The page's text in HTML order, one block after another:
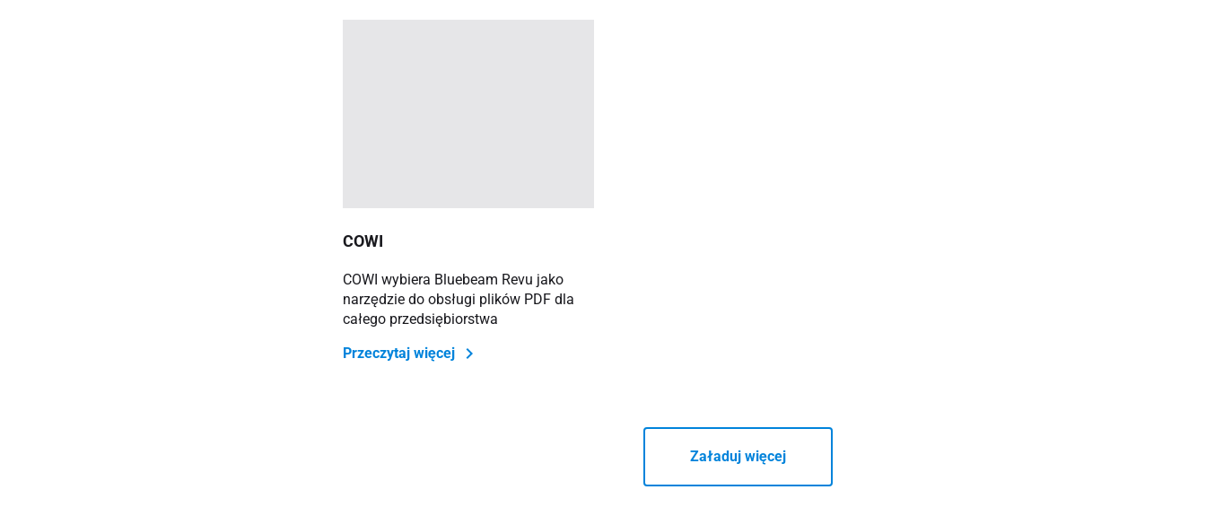
COWI
COWI wybiera Bluebeam Revu jako
narzędzie do obsługi plików PDF dla
całego przedsiębiorstwa
Przeczytaj więcej
Załaduj więcej